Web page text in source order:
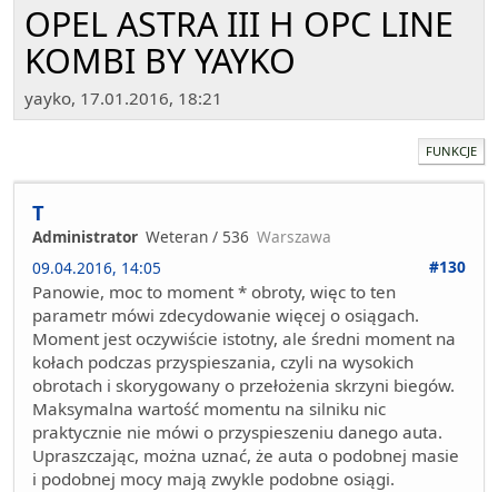
OPEL ASTRA III H OPC LINE
KOMBI BY YAYKO
yayko, 17.01.2016, 18:21
FUNKCJE
T
Administrator Weteran / 536 Warszawa
09.04.2016, 14:05
#130
Panowie, moc to moment * obroty, więc to ten
parametr mówi zdecydowanie więcej o osiągach.
Moment jest oczywiście istotny, ale średni moment na
kołach podczas przyspieszania, czyli na wysokich
obrotach i skorygowany o przełożenia skrzyni biegów.
Maksymalna wartość momentu na silniku nic
praktycznie nie mówi o przyspieszeniu danego auta.
Upraszczając, można uznać, że auta o podobnej masie
i podobnej mocy mają zwykle podobne osiągi.